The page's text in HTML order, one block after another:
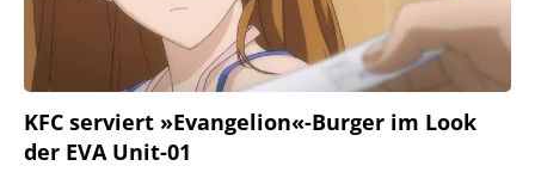
KFC serviert »Evangelion«-Burger im Look
der EVA Unit-01